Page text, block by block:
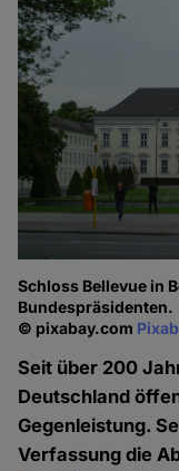
Schloss Bellevue in
Bundespräsidenten.
© pixabay.com
Seit über 200
Deutschland
Gegenleistung.
Verfassung die